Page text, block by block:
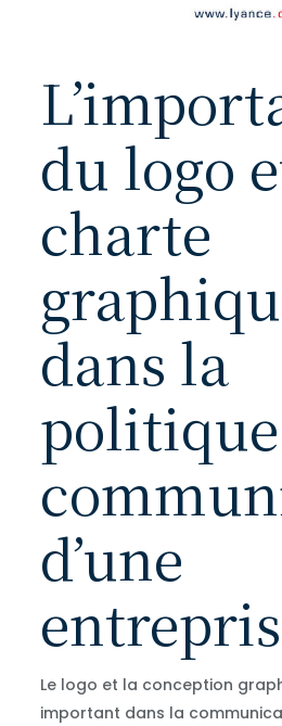
du logo
charte
dans la
d’une
Le logo et la conception
important dans la